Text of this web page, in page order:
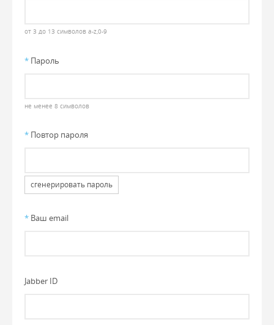
от 3 до 13 символов a-z,0-9
* Пароль
не менее 8 символов
* Повтор пароля
сгенерировать пароль
* Ваш email
Jabber ID